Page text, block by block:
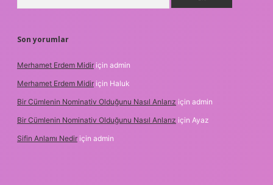
Son yorumlar
Merhamet Erdem Midir için admin
Merhamet Erdem Midir için Haluk
Bir Cümlenin Nominativ Olduğunu Nasıl Anlarız için admin
Bir Cümlenin Nominativ Olduğunu Nasıl Anlarız için Ayaz
Sifin Anlamı Nedir için admin